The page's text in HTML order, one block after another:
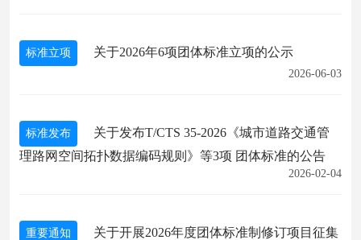
标准立项 关于2026年6项团体标准立项的公示
2026-06-03
标准发布
关于发布T/CTS 35-2026《城市道路交通管
理路网空间拓扑数据编码规则》等3项 团体标准的公告
2026-02-04
重要通知
关于开展2026年度团体标准制修订项目征集